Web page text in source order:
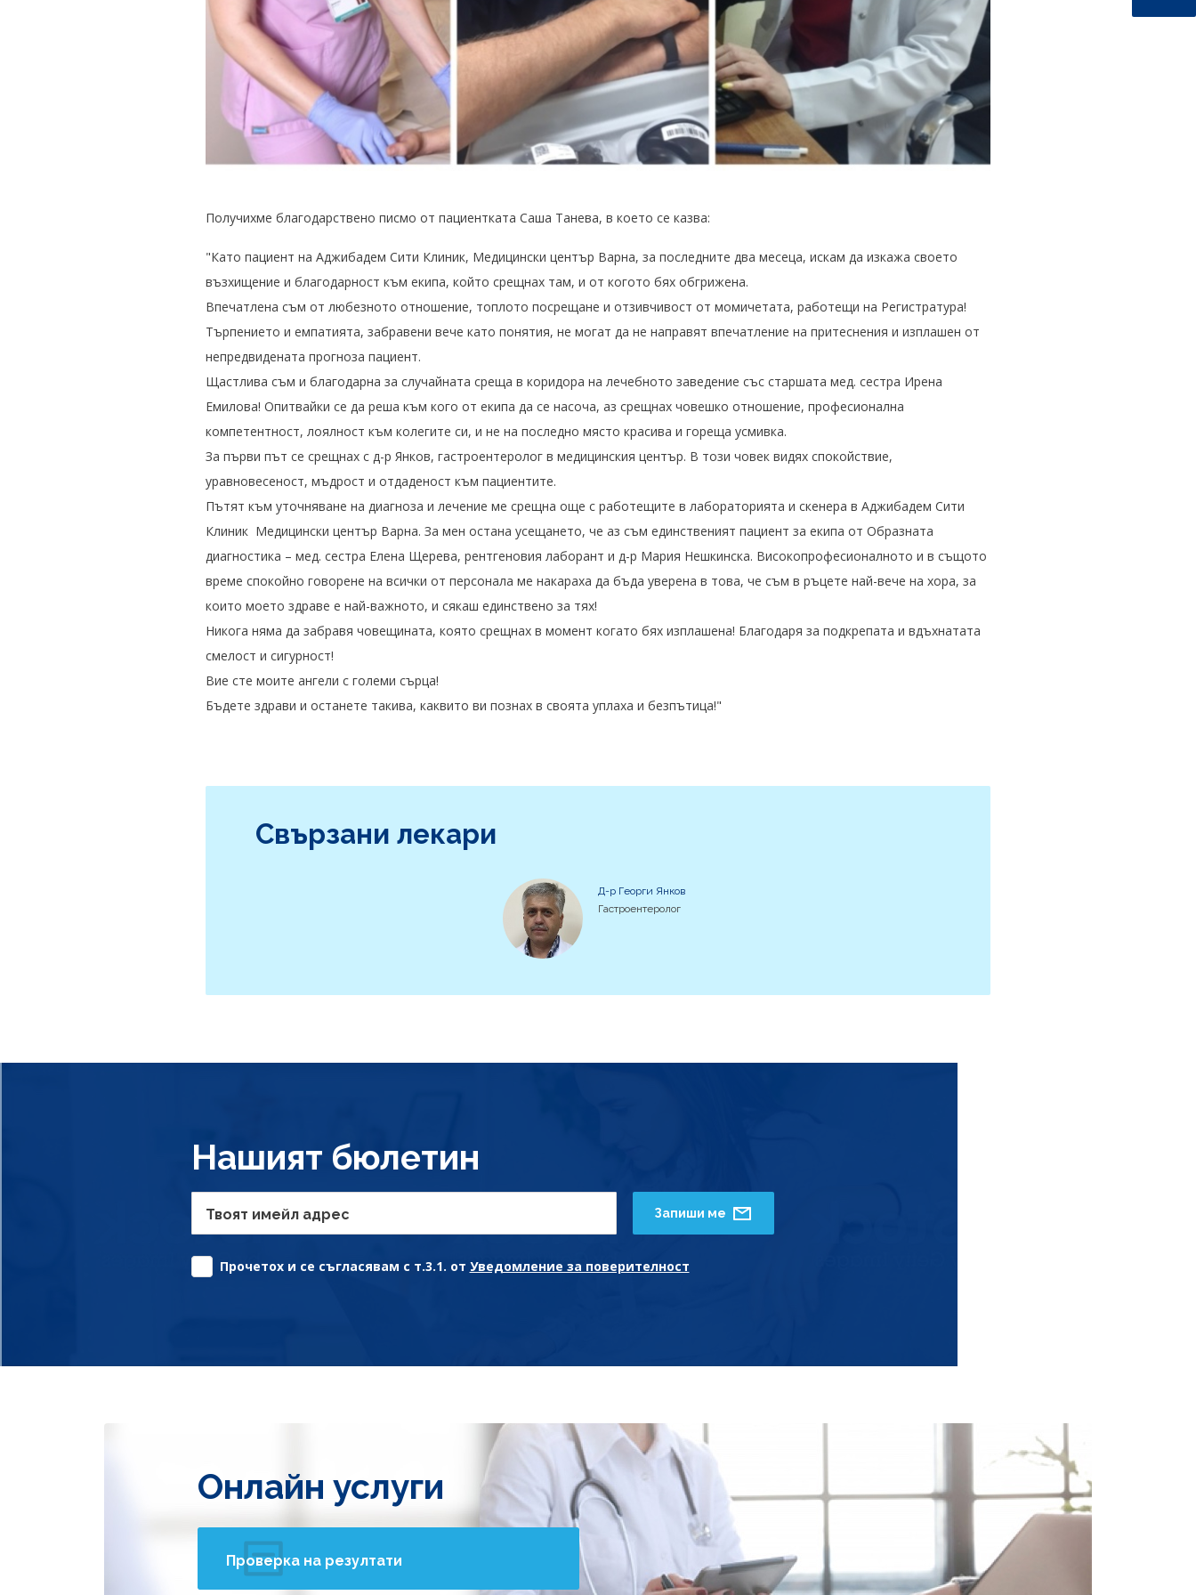
Получихме благодарствено писмо от пациентката Саша Танева, в което се казва:
"Като пациент на Аджибадем Сити Клиник, Медицински център Варна, за последните два месеца, искам да изкажа своето
възхищение и благодарност към екипа, който срещнах там, и от когото бях обгрижена.
Впечатлена съм от любезното отношение, топлото посрещане и отзивчивост от момичетата, работещи на Регистратура!
Търпението и емпатията, забравени вече като понятия, не могат да не направят впечатление на притеснения и изплашен от
непредвидената прогноза пациент.
Щастлива съм и благодарна за случайната среща в коридора на лечебното заведение със старшата мед. сестра Ирена
Емилова! Опитвайки се да реша към кого от екипа да се насоча, аз срещнах човешко отношение, професионална
компетентност, лоялност към колегите си, и не на последно място красива и гореща усмивка.
За първи път се срещнах с д-р Янков, гастроентеролог в медицинския център. В този човек видях спокойствие,
уравновесеност, мъдрост и отдаденост към пациентите.
Пътят към уточняване на диагноза и лечение ме срещна още с работещите в лабораторията и скенера в Аджибадем Сити
Клиник Медицински център Варна. За мен остана усещането, че аз съм единственият пациент за екипа от Образната
диагностика – мед. сестра Елена Щерева, рентгеновия лаборант и д-р Мария Нешкинска. Високопрофесионалното и в същото
време спокойно говорене на всички от персонала ме накараха да бъда уверена в това, че съм в ръцете най-вече на хора, за
които моето здраве е най-важното, и сякаш единствено за тях!
Никога няма да забравя човещината, която срещнах в момент когато бях изплашена! Благодаря за подкрепата и вдъхнатата
смелост и сигурност!
Вие сте моите ангели с големи сърца!
Бъдете здрави и останете такива, каквито ви познах в своята уплаха и безпътица!"
Свързани лекари
Д-р Георги Янков
Гастроентеролог
Нашият бюлетин
Твоят имейл адрес
Прочетох и се съгласявам с т.3.1. от Уведомление за поверителност
Запиши ме
Онлайн услуги
Проверка на резултати